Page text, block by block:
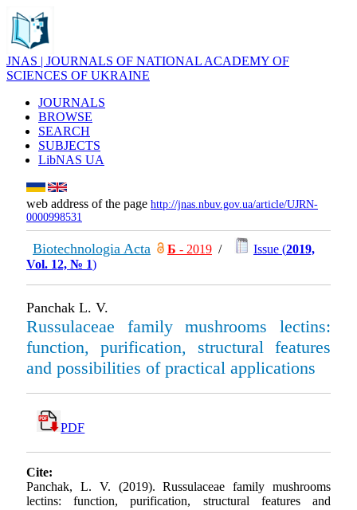
JNAS | JOURNALS OF NATIONAL ACADEMY OF
SCIENCES OF UKRAINE
JOURNALS
BROWSE
SEARCH
SUBJECTS
LibNAS UA
web address of the page http://jnas.nbuv.gov.ua/article/UJRN-
0000998531
Biotechnologia Acta Б - 2019 / Issue (2019,
Vol. 12, № 1)
Panchak L. V.
Russulaceae family mushrooms lectins:
function, purification, structural features
and possibilities of practical applications
PDF
Cite:
Panchak, L. V. (2019). Russulaceae family mushrooms
lectins: function, purification, structural features and